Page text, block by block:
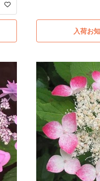
入荷お